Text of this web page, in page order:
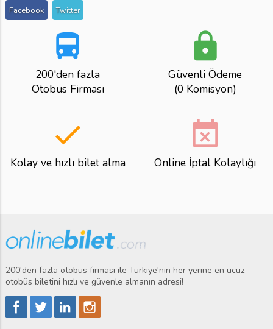
Facebook Twitter
directions_bus
200'den fazla
Otobüs Firması
lock
Güvenli Ödeme
(0 Komisyon)
done
Kolay ve hızlı bilet alma
event_busy
Online İptal Kolaylığı
200'den fazla otobüs firması ile Türkiye'nin her yerine en ucuz
otobüs biletini hızlı ve güvenle almanın adresi!